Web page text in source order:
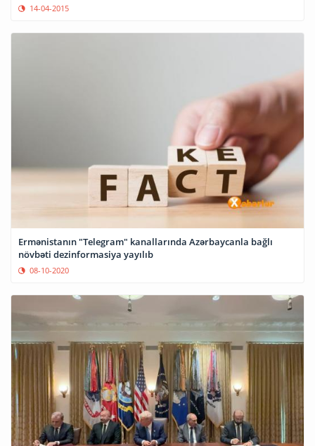
14-04-2015
Ermənistanın "Telegram" kanallarında Azərbaycanla bağlı
növbəti dezinformasiya yayılıb
08-10-2020